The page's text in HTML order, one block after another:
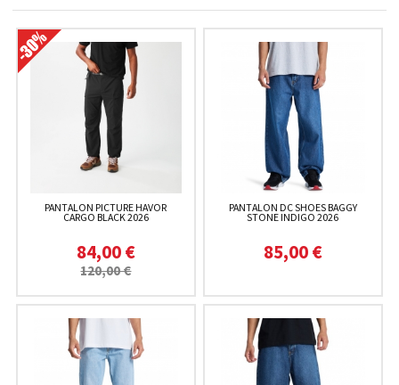
PANTALON PICTURE HAVOR
CARGO BLACK 2026
84,00 €
120,00 €
PANTALON DC SHOES BAGGY
STONE INDIGO 2026
85,00 €